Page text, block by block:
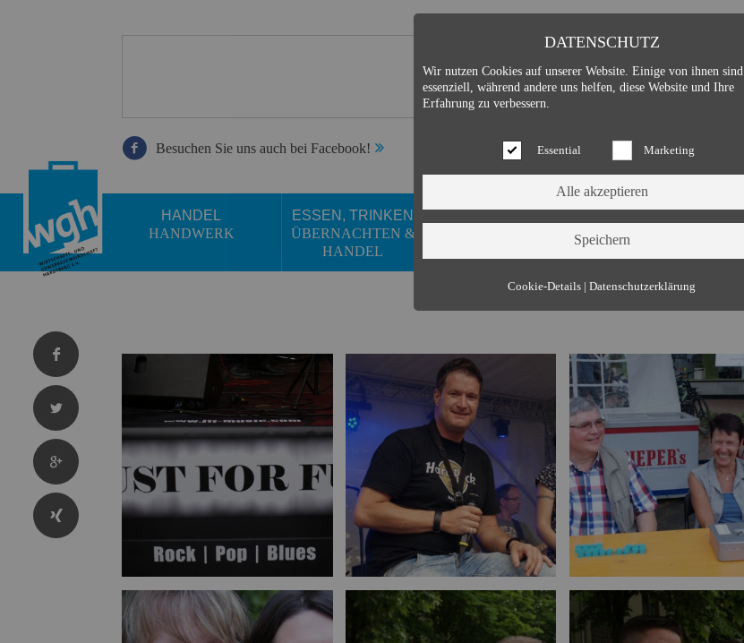
Besuchen Sie uns auch bei Facebook!
HANDEL
HANDWERK
ESSEN, TRINKEN
ÜBERNACHTEN &
HANDEL
Bild vergrößern Bild vergrößern Bild vergrößern
DATENSCHUTZ
Wir nutzen Cookies auf unserer Website. Einige von ihnen sind
essenziell, während andere uns helfen, diese Website und Ihre
Erfahrung zu verbessern.
Essential Marketing
Essential (3)
Name:
Cookie Hinweis
Cookies:
allowCookie
Laufzeit:
Name:
Zweck:
Speichert die aktuelle Session des Besuchers
Cookies:
PHPSESSID
Laufzeit:
Dauer der Browsersitzung
Name:
Resolution
Zweck:
Speichert die Auflösung des Browserfensters
Cookies:
resolution
Laufzeit:
Dauer der Browsersitzung
Marketing (0)
Cookie-Details | Datenschutzerklärung